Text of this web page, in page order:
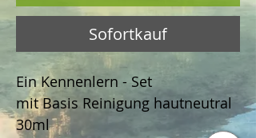
Sofortkauf
Ein Kennenlern - Set
mit Basis Reinigung hautneutral
30ml